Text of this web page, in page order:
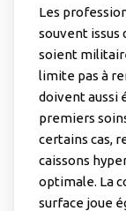
Les
souvent issus
soient
limite pas à
doivent aussi
premiers
certains cas,
caissons
optimale. La
surface joue